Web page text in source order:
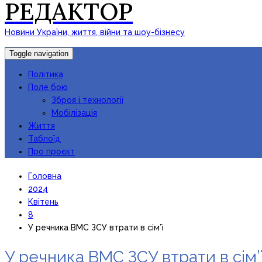
РЕДАКТОР
Новини України, життя, війни та шоу-бізнесу
Toggle navigation
Політика
Поле бою
Зброя і технології
Мобілізація
Життя
Таблоїд
Про проєкт
Головна
2024
Квітень
8
У речника ВМС ЗСУ втрати в сім’ї
У речника ВМС ЗСУ втрати в